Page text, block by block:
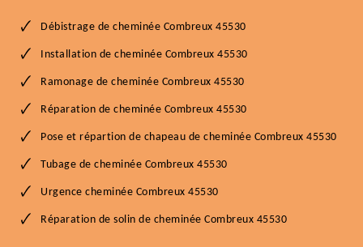
Débistrage de cheminée Combreux 45530
Installation de cheminée Combreux 45530
Ramonage de cheminée Combreux 45530
Réparation de cheminée Combreux 45530
Pose et répartion de chapeau de cheminée Combreux 45530
Tubage de cheminée Combreux 45530
Urgence cheminée Combreux 45530
Réparation de solin de cheminée Combreux 45530